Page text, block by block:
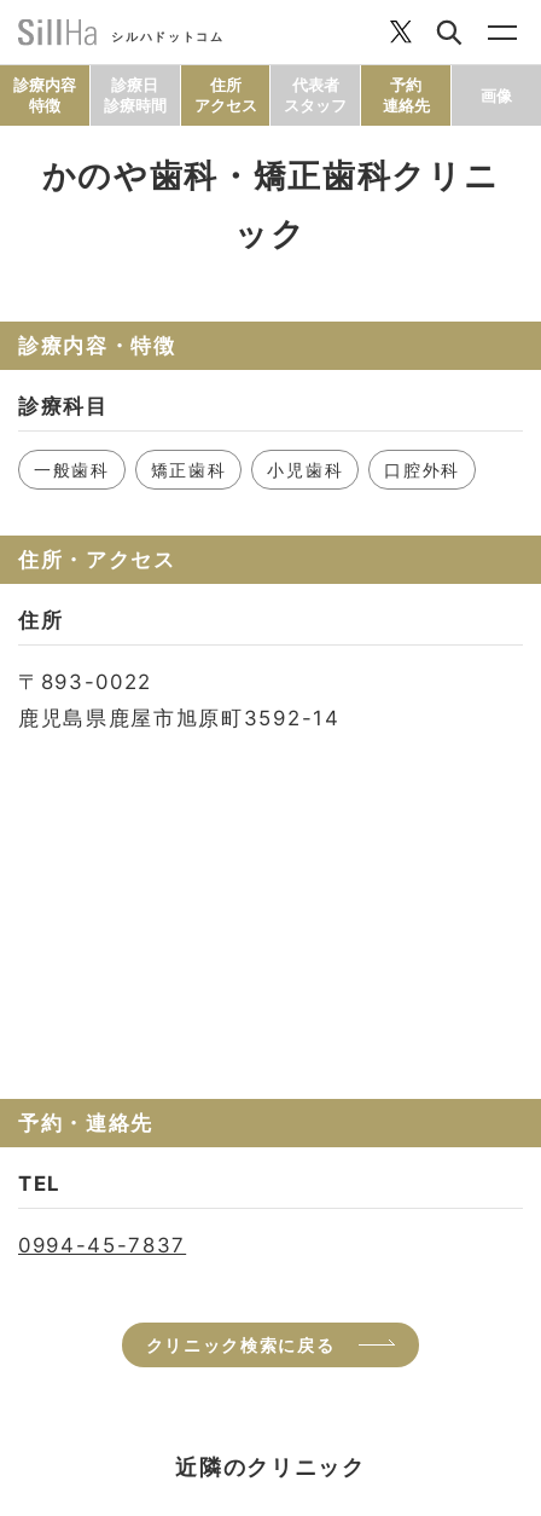
シルハドットコム
コラム
利用規約
診療内容
特徴
診療日
診療時間
住所
アクセス
代表者
スタッフ
予約
連絡先
画像
かのや歯科・矯正歯科クリニ
ック
診療内容・特徴
診療科目
一般歯科 矯正歯科 小児歯科 口腔外科
住所・アクセス
住所
〒893-0022
鹿児島県鹿屋市旭原町3592-14
予約・連絡先
TEL
0994-45-7837
クリニック検索に戻る
近隣のクリニック